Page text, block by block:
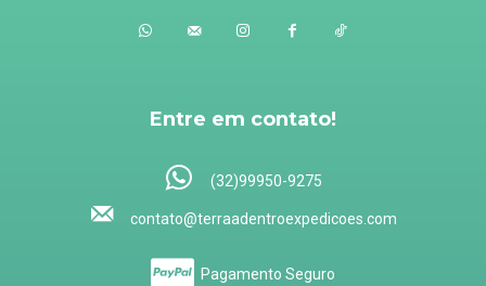
Entre em contato!
(32)99950-9275
contato@terraadentroexpedicoes.com
Pagamento Seguro